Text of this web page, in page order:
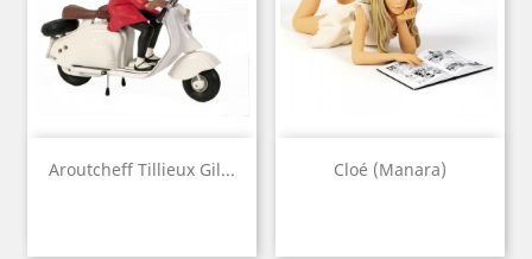
Aroutcheff Tillieux Gil... Cloé (Manara)